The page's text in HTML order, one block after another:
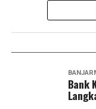
WhatsApp
Messenger
donatur yang
melalui UPZ Bank
Dari satu amanah
Dari satu
bagi mereka yang
Bank